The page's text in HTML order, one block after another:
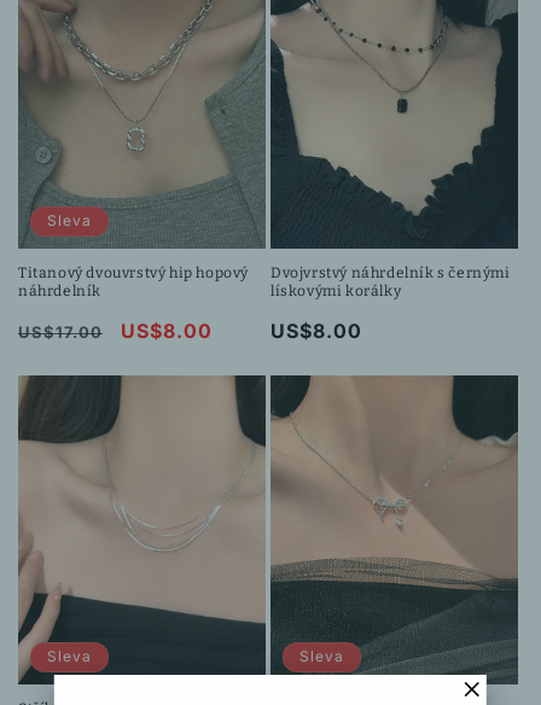
Sleva
Titanový dvouvrstvý hip hopový
náhrdelník
Běžná
US$17.00
Výprodejová
US$8.00
Dvojvrstvý náhrdelník s černými
lískovými korálky
Běžná
US$8.00
Sleva Sleva